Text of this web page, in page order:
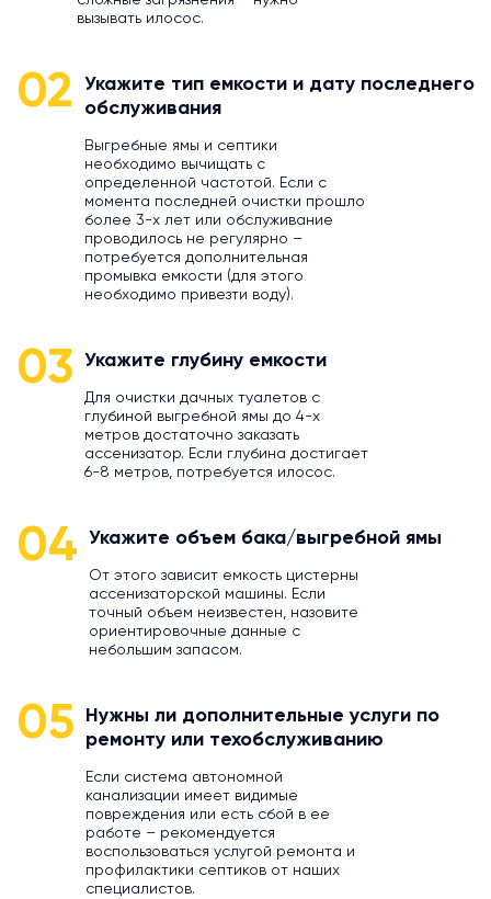
вызывать илосос.
02
Укажите тип емкости и дату последнего
обслуживания
Выгребные ямы и септики
необходимо вычищать с
определенной частотой. Если с
момента последней очистки прошло
более 3-х лет или обслуживание
проводилось не регулярно –
потребуется дополнительная
промывка емкости (для этого
необходимо привезти воду).
03 Укажите глубину емкости
Для очистки дачных туалетов с
глубиной выгребной ямы до 4-х
метров достаточно заказать
ассенизатор. Если глубина достигает
6-8 метров, потребуется илосос.
04 Укажите объем бака/выгребной ямы
От этого зависит емкость цистерны
ассенизаторской машины. Если
точный объем неизвестен, назовите
ориентировочные данные с
небольшим запасом.
05
Нужны ли дополнительные услуги по
ремонту или техобслуживанию
Если система автономной
канализации имеет видимые
повреждения или есть сбой в ее
работе – рекомендуется
воспользоваться услугой ремонта и
профилактики септиков от наших
специалистов.